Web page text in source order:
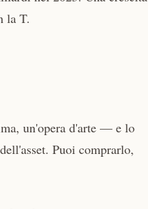
la T.
un'opera d'arte — e lo
Puoi comprarlo,